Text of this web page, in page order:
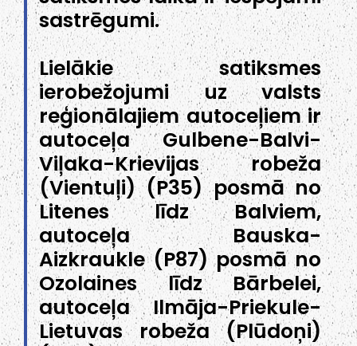
sastrēgumi.
Lielākie satiksmes
ierobežojumi uz valsts
reģionālajiem autoceļiem ir
autoceļa Gulbene-Balvi-
Viļaka-Krievijas robeža
(Vientuļi) (P35) posmā no
Litenes līdz Balviem,
autoceļa Bauska-
Aizkraukle (P87) posmā no
Ozolaines līdz Bārbelei,
autoceļa Ilmāja-Priekule-
Lietuvas robeža (Plūdoņi)